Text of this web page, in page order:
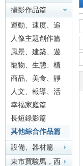
攝影作品篇
運動、速度、追
焦篇
人像主題創作篇
風景、建築、遊
記篇
寵物、生態、植
物篇
商品、美食、靜
物篇
人文、報導、活
動篇
幸福家庭篇
長短錄影篇
其他綜合作品篇
設備、器材篇
東市買駿馬，西